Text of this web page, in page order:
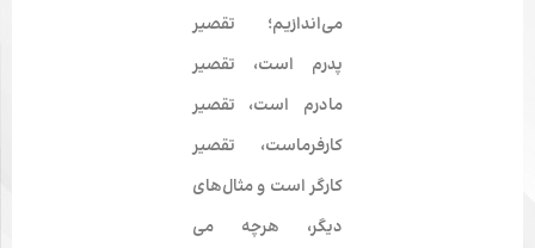
می‌اندازیم؛ تقصیر
پدرم است، تقصیر
مادرم است، تقصیر
کارفرماست، تقصیر
کارگر است و مثال‌های
دیگر، هرچه می­‌